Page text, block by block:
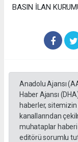
BASIN İLAN
Anadolu Ajansı
Haber Ajansı
haberler,
kanallarından
muhataplar
editörü sorumlu